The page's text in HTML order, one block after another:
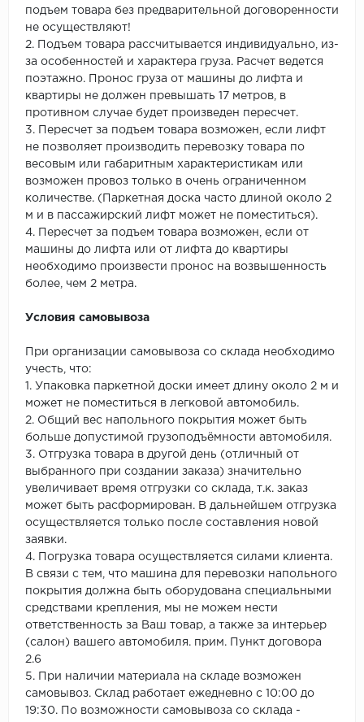
подъем товара без предварительной договоренности
не осуществляют!
2. Подъем товара рассчитывается индивидуально, из-
за особенностей и характера груза. Расчет ведется
поэтажно. Пронос груза от машины до лифта и
квартиры не должен превышать 17 метров, в
противном случае будет произведен пересчет.
3. Пересчет за подъем товара возможен, если лифт
не позволяет производить перевозку товара по
весовым или габаритным характеристикам или
возможен провоз только в очень ограниченном
количестве. (Паркетная доска часто длиной около 2
м и в пассажирский лифт может не поместиться).
4. Пересчет за подъем товара возможен, если от
машины до лифта или от лифта до квартиры
необходимо произвести пронос на возвышенность
более, чем 2 метра.
Условия самовывоза
При организации самовывоза со склада необходимо
учесть, что:
1. Упаковка паркетной доски имеет длину около 2 м и
может не поместиться в легковой автомобиль.
2. Общий вес напольного покрытия может быть
больше допустимой грузоподъёмности автомобиля.
3. Отгрузка товара в другой день (отличный от
выбранного при создании заказа) значительно
увеличивает время отгрузки со склада, т.к. заказ
может быть расформирован. В дальнейшем отгрузка
осуществляется только после составления новой
заявки.
4. Погрузка товара осуществляется силами клиента.
В связи с тем, что машина для перевозки напольного
покрытия должна быть оборудована специальными
средствами крепления, мы не можем нести
ответственность за Ваш товар, а также за интерьер
(салон) вашего автомобиля. прим. Пункт договора
2.6
5. При наличии материала на складе возможен
самовывоз. Склад работает ежедневно с 10:00 до
19:30. По возможности самовывоза со склада -